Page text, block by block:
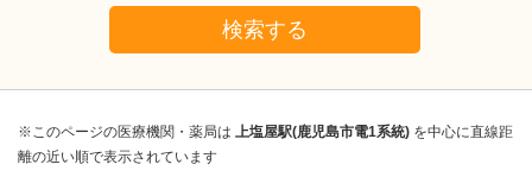
検索する
※このページの医療機関・薬局は 上塩屋駅(鹿児島市電1系統) を中心に直線距
離の近い順で表示されています